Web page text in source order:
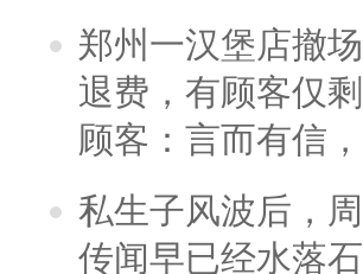
郑州一汉堡店撤
退费，有顾客仅
顾客：言而有信
私生子风波后，
传闻早已经水落